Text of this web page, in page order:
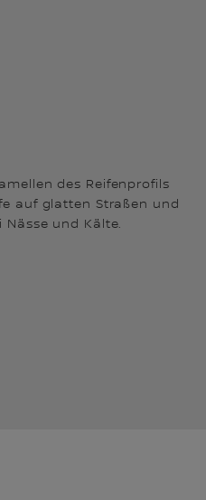
des Reifenprofils
auf glatten Straßen und
und Kälte.